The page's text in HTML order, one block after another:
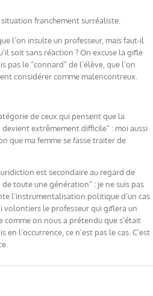
franchement surréaliste.
l’on insulte un professeur, mais faut-il
soit sans réaction ? On excuse la gifle
pas le “connard” de l’élève, que l’on
considérer comme malencontreux.
de ceux qui pensent que la
devient extrêmement difficile” : moi aussi
que ma femme se fasse traiter de
est secondaire au regard de
de toute une génération” : je ne suis pas
l’instrumentalisation politique d’un cas
volontiers le professeur qui giflera un
comme on nous a prétendu que s’était
en l’occurrence, ce n’est pas le cas. C’est